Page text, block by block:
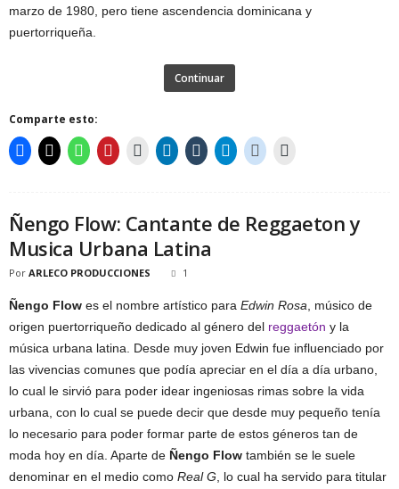
marzo de 1980, pero tiene ascendencia dominicana y
puertorriqueña.
Continuar
Comparte esto:
Ñengo Flow: Cantante de Reggaeton y
Musica Urbana Latina
Por ARLECO PRODUCCIONES 1
Ñengo Flow es el nombre artístico para Edwin Rosa , músico de
origen puertorriqueño dedicado al género del reggaetón y la
música urbana latina. Desde muy joven Edwin fue influenciado por
las vivencias comunes que podía apreciar en el día a día urbano,
lo cual le sirvió para poder idear ingeniosas rimas sobre la vida
urbana, con lo cual se puede decir que desde muy pequeño tenía
lo necesario para poder formar parte de estos géneros tan de
moda hoy en día. Aparte de Ñengo Flow también se le suele
denominar en el medio como Real G , lo cual ha servido para titular